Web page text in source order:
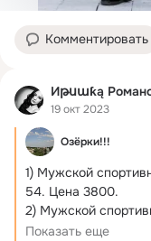
Комментировать
19 окт 2023
Озёрки!!!
1) Мужской
54. Цена 3800.
2) Мужской
48, 50, 52, 54. Цена
Показать еще